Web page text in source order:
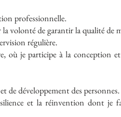
professionnelle.
volonté de garantir la qualité de
régulière.
où je participe à la conception
de développement des personnes.
et la réinvention dont je